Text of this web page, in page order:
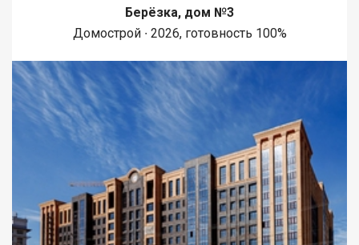
Берёзка, дом №3
Домострой ∙ 2026, готовность 100%